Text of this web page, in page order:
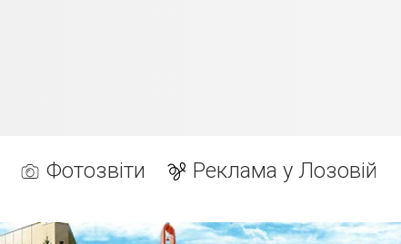
Фотозвіти Реклама у Лозовій